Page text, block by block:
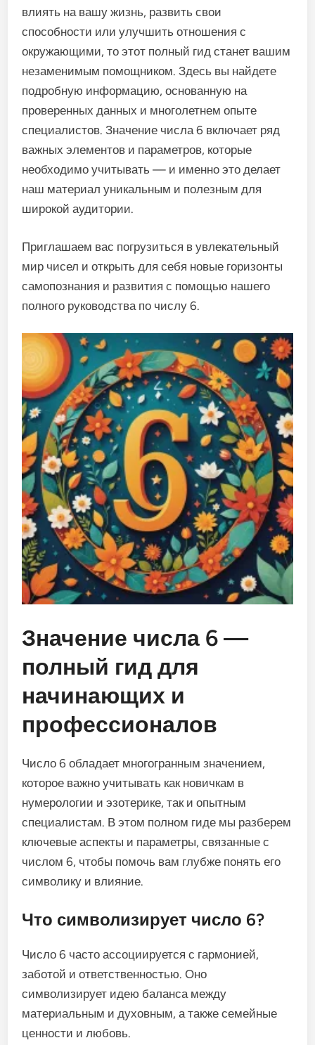
влиять на вашу жизнь, развить свои
способности или улучшить отношения с
окружающими, то этот полный гид станет вашим
незаменимым помощником. Здесь вы найдете
подробную информацию, основанную на
проверенных данных и многолетнем опыте
специалистов. Значение числа 6 включает ряд
важных элементов и параметров, которые
необходимо учитывать — и именно это делает
наш материал уникальным и полезным для
широкой аудитории.
Приглашаем вас погрузиться в увлекательный
мир чисел и открыть для себя новые горизонты
самопознания и развития с помощью нашего
полного руководства по числу 6.
Значение числа 6 —
полный гид для
начинающих и
профессионалов
Число 6 обладает многогранным значением,
которое важно учитывать как новичкам в
нумерологии и эзотерике, так и опытным
специалистам. В этом полном гиде мы разберем
ключевые аспекты и параметры, связанные с
числом 6, чтобы помочь вам глубже понять его
символику и влияние.
Что символизирует число 6?
Число 6 часто ассоциируется с гармонией,
заботой и ответственностью. Оно
символизирует идею баланса между
материальным и духовным, а также семейные
ценности и любовь.